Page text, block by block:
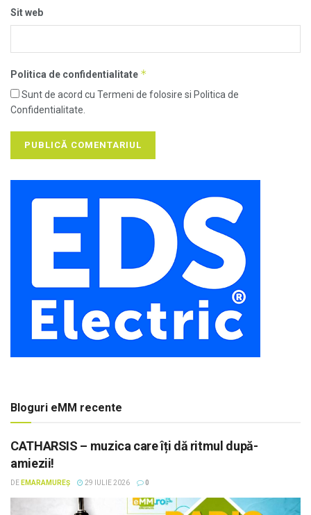
Sit web
Politica de confidentialitate *
Sunt de acord cu Termeni de folosire si Politica de
Confidentialitate.
Bloguri eMM recente
CATHARSIS – muzica care îți dă ritmul după-
amiezii!
DE EMARAMUREȘ 29 IULIE 2026 0